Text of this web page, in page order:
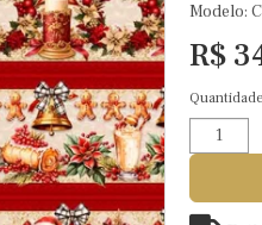
Modelo:
R$
Quantidade